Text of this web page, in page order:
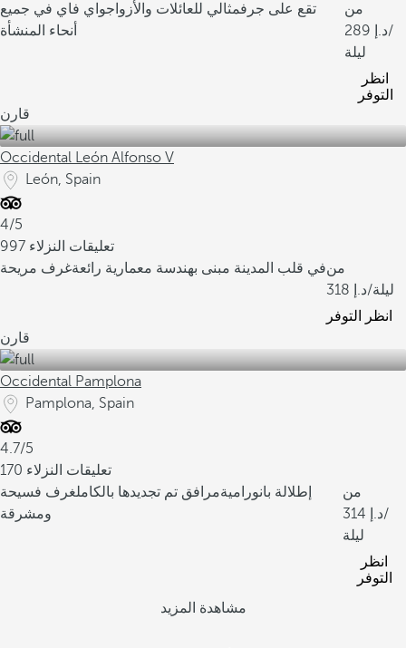
تقع على جرفمثالي للعائلات والأزواجواي فاي في جميع
أنحاء المنشأة
من
289
/
ليلة
انظر
التوفر
قارن
Occidental León Alfonso V
León, Spain
4/5
997 تعليقات النزلاء
في قلب المدينة مبنى بهندسة معمارية رائعةغرف مريحة
من
318
/ليلة
انظر التوفر
قارن
Occidental Pamplona
Pamplona, Spain
4.7/5
170 تعليقات النزلاء
إطلالة بانوراميةمرافق تم تجديدها بالكاملغرف فسيحة
ومشرقة
من
314
/
ليلة
انظر
التوفر
مشاهدة المزيد